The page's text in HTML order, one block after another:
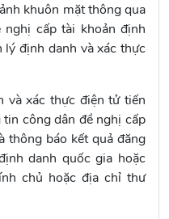
khuôn mặt thông qua
cấp tài khoản định
định danh và xác thực
và xác thực điện tử tiến
công dân đề nghị cấp
thông báo kết quả đăng
danh quốc gia hoặc
chủ hoặc địa chỉ thư